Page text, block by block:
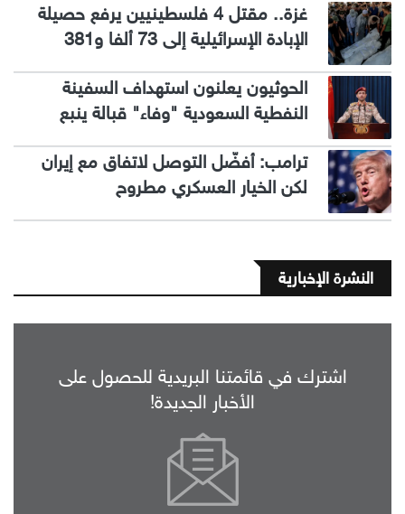
غزة.. مقتل 4 فلسطينيين يرفع حصيلة
الإبادة الإسرائيلية إلى 73 ألفا و381
الحوثيون يعلنون استهداف السفينة
النفطية السعودية "وفاء" قبالة ينبع
ترامب: أفضّل التوصل لاتفاق مع إيران
لكن الخيار العسكري مطروح
النشرة الإخبارية
اشترك في قائمتنا البريدية للحصول على
الأخبار الجديدة!